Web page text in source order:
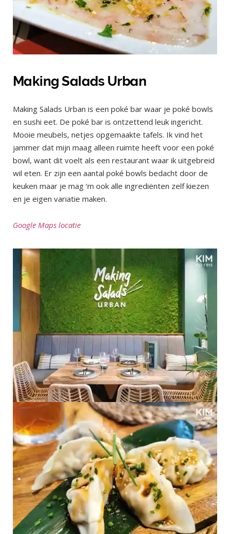
Making Salads Urban
Making Salads Urban is een poké bar waar je poké bowls
en sushi eet. De poké bar is ontzettend leuk ingericht.
Mooie meubels, netjes opgemaakte tafels. Ik vind het
jammer dat mijn maag alleen ruimte heeft voor een poké
bowl, want dit voelt als een restaurant waar ik uitgebreid
wil eten. Er zijn een aantal poké bowls bedacht door de
keuken maar je mag ‘m ook alle ingrediënten zelf kiezen
en je eigen variatie maken.
Google Maps locatie